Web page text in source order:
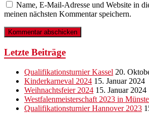
Name, E-Mail-Adresse und Website in
meinen nächsten Kommentar speichern.
Letzte Beiträge
Qualifikationsturnier Kassel 20.
Kinderkarneval 2024 15. Januar 2024
Weihnachtsfeier 2024 15. Januar 2024
Westfalenmeisterschaft 2023 in
Qualifikationsturnier Hannover 2023